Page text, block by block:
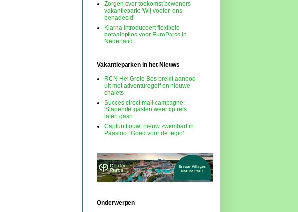
Zorgen over toekomst bewoners
vakantiepark: 'Wij voelen ons
benadeeld'
Klarna introduceert flexibele
betaalopties voor EuroParcs in
Nederland
Vakantieparken in het Nieuws
RCN Het Grote Bos breidt aanbod
uit met adventuregolf en nieuwe
chalets
Succes direct mail campagne:
'Slapende' gasten weer op reis
laten gaan
Capfun bouwt nieuw zwembad in
Paasloo: ‘Goed voor de regio’
Onderwerpen